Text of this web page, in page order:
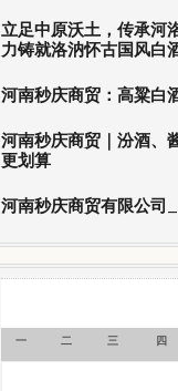
立足中原沃土，传承
力铸就洛汭怀古国风白
河南秒庆商贸：高粱白
河南秒庆商贸｜汾酒、
更划算
河南秒庆商贸有限公司
一 二 三 四